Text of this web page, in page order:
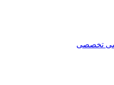
تخصصی